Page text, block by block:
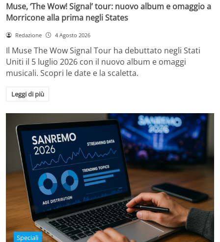
Muse, ‘The Wow! Signal’ tour: nuovo album e omaggio a
Morricone alla prima negli States
Redazione 4 Agosto 2026
Il Muse The Wow Signal Tour ha debuttato negli Stati
Uniti il 5 luglio 2026 con il nuovo album e omaggi
musicali. Scopri le date e la scaletta.
Leggi di più
Speciali